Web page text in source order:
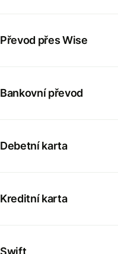
Převod přes Wise
Bankovní převod
Debetní karta
Kreditní karta
Swift